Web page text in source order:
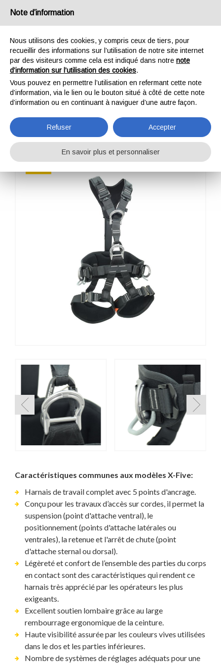
X-FIVE FAST
Caractéristiques communes aux modèles X-Five:
Harnais de travail complet avec 5 points d'ancrage.
Conçu pour les travaux d’accès sur cordes, il permet la
suspension (point d'attache ventral), le
positionnement (points d'attache latérales ou
ventrales), la retenue et l'arrêt de chute (point
d'attache sternal ou dorsal).
Légèreté et confort de l’ensemble des parties du corps
en contact sont des caractéristiques qui rendent ce
harnais très apprécié par les opérateurs les plus
exigeants.
Excellent soutien lombaire grâce au large
rembourrage ergonomique de la ceinture.
Haute visibilité assurée par les couleurs vives utilisées
dans le dos et les parties inférieures.
Nombre de systèmes de réglages adéquats pour une
Note d’information
Nous utilisons des cookies, y compris ceux de tiers, pour
recueillir des informations sur l’utilisation de notre site internet
par des visiteurs comme cela est indiqué dans notre note
d’information sur l’utilisation des cookies.
Vous pouvez en permettre l’utilisation en refermant cette note
d’information, via le lien ou le bouton situé à côté de cette note
d’information ou en continuant à naviguer d’une autre façon.
Refuser Accepter
En savoir plus et personnaliser